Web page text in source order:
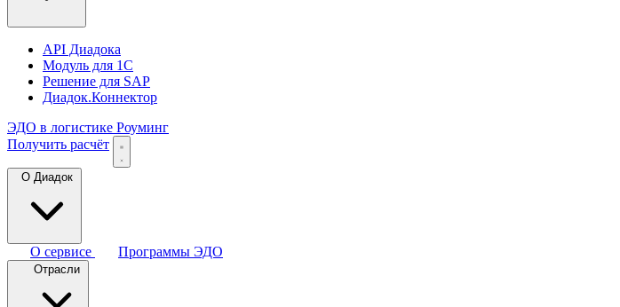
API Диадока
Модуль для 1С
Решение для SAP
Диадок.Коннектор
ЭДО в логистике Роуминг
Получить расчёт
О Диадок
О сервисе Программы ЭДО
Отрасли